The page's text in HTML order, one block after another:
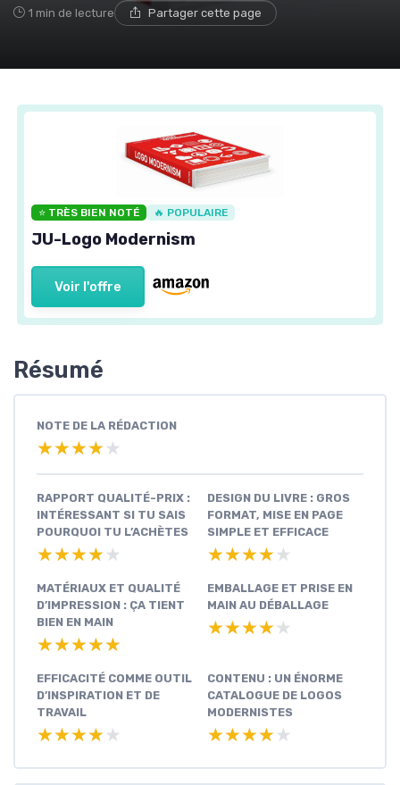
1 min de lecture Partager cette page
⭐ TRÈS BIEN NOTÉ 🔥 POPULAIRE
JU-Logo Modernism
Voir l'offre
Résumé
NOTE DE LA RÉDACTION
★★★★★
★★★★★
RAPPORT QUALITÉ-PRIX :
INTÉRESSANT SI TU SAIS
POURQUOI TU L’ACHÈTES
★★★★★
★★★★★
DESIGN DU LIVRE : GROS
FORMAT, MISE EN PAGE
SIMPLE ET EFFICACE
★★★★★
★★★★★
MATÉRIAUX ET QUALITÉ
D’IMPRESSION : ÇA TIENT
BIEN EN MAIN
★★★★★
★★★★★
EMBALLAGE ET PRISE EN
MAIN AU DÉBALLAGE
★★★★★
★★★★★
EFFICACITÉ COMME OUTIL
D’INSPIRATION ET DE
TRAVAIL
★★★★★
★★★★★
CONTENU : UN ÉNORME
CATALOGUE DE LOGOS
MODERNISTES
★★★★★
★★★★★